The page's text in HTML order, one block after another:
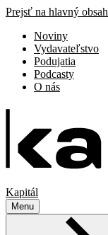
Prejsť na hlavný obsah
Noviny
Vydavateľstvo
Podujatia
Podcasty
O nás
Kapitál
Menu